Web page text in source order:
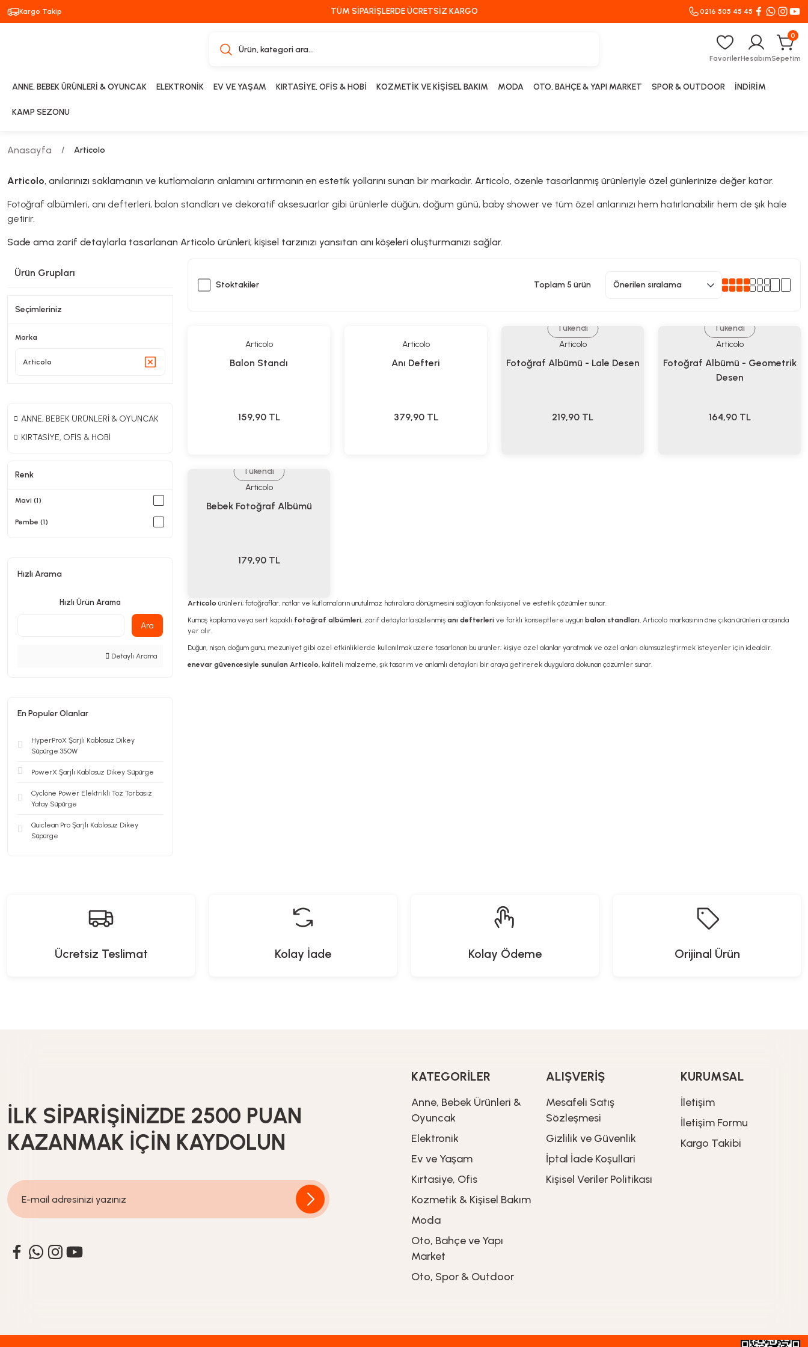
Kargo Takip TÜM SİPARİŞLERDE ÜCRETSİZ KARGO 0216 505 45 45
FavorilerHesabımSepetim
0
ANNE, BEBEK ÜRÜNLERİ & OYUNCAK ELEKTRONİK EV VE YAŞAM KIRTASİYE, OFİS & HOBİ KOZMETİK VE KİŞİSEL BAKIM MODA OTO, BAHÇE & YAPI MARKET SPOR & OUTDOOR İNDİRİM
KAMP SEZONU
Anasayfa Articolo
Articolo, anılarınızı saklamanın ve kutlamaların anlamını artırmanın en estetik yollarını sunan bir markadır. Articolo, özenle tasarlanmış ürünleriyle özel günlerinize değer katar.
Fotoğraf albümleri, anı defterleri, balon standları ve dekoratif aksesuarlar gibi ürünlerle düğün, doğum günü, baby shower ve tüm özel anlarınızı hem hatırlanabilir hem de şık hale
getirir.
Sade ama zarif detaylarla tasarlanan Articolo ürünleri; kişisel tarzınızı yansıtan anı köşeleri oluşturmanızı sağlar.
Ürün Grupları
Seçimleriniz
Marka
Articolo
ANNE, BEBEK ÜRÜNLERİ & OYUNCAK
KIRTASİYE, OFİS & HOBİ
Renk
Mavi (1)
Pembe (1)
Hızlı Arama
Hızlı Ürün Arama
Ara
Detaylı Arama
En Populer Olanlar
HyperProX Şarjlı Kablosuz Dikey
Süpürge 350W
PowerX Şarjlı Kablosuz Dikey Süpürge
Cyclone Power Elektrikli Toz Torbasız
Yatay Süpürge
Quiclean Pro Şarjlı Kablosuz Dikey
Süpürge
Stoktakiler Toplam 5 ürün
Articolo
Balon Standı
159,90TL
Articolo
Anı Defteri
379,90TL
Tükendi
Articolo
Fotoğraf Albümü - Lale Desen
219,90 TL
Tükendi
Articolo
Fotoğraf Albümü - Geometrik
Desen
164,90TL
Tükendi
Articolo
Bebek Fotoğraf Albümü
179,90TL
Articolo ürünleri; fotoğraflar, notlar ve kutlamaların unutulmaz hatıralara dönüşmesini sağlayan fonksiyonel ve estetik çözümler sunar.
Kumaş kaplama veya sert kapaklı fotoğraf albümleri, zarif detaylarla süslenmiş anı defterleri ve farklı konseptlere uygun balon standları, Articolo markasının öne çıkan ürünleri arasında
yer alır.
Düğün, nişan, doğum günü, mezuniyet gibi özel etkinliklerde kullanılmak üzere tasarlanan bu ürünler; kişiye özel alanlar yaratmak ve özel anları ölümsüzleştirmek isteyenler için idealdir.
enevar güvencesiyle sunulan Articolo, kaliteli malzeme, şık tasarım ve anlamlı detayları bir araya getirerek duygulara dokunan çözümler sunar.
Ücretsiz Teslimat Kolay İade Kolay Ödeme Orijinal Ürün
İLK SİPARİŞİNİZDE 2500 PUAN
KAZANMAK İÇİN KAYDOLUN
KATEGORİLER
Anne, Bebek Ürünleri &
Oyuncak
Elektronik
Ev ve Yaşam
Kırtasiye, Ofis
Kozmetik & Kişisel Bakım
Moda
Oto, Bahçe ve Yapı
Market
Oto, Spor & Outdoor
ALIŞVERİŞ
Mesafeli Satış
Sözleşmesi
Gizlilik ve Güvenlik
İptal İade Koşullari
Kişisel Veriler Politikası
KURUMSAL
İletişim
İletişim Formu
Kargo Takibi